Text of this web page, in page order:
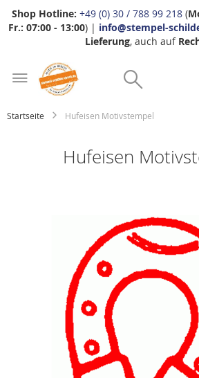
Shop Hotline: +49 (0) 30 / 788 99 218 (
Fr.: 07:00 - 13:00) | info@stempel-
Lieferung, auch auf
Startseite Hufeisen Motivstempel
Hufeisen